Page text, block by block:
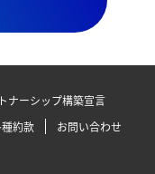
ナーシップ構築宣言
約款
お問い合わせ